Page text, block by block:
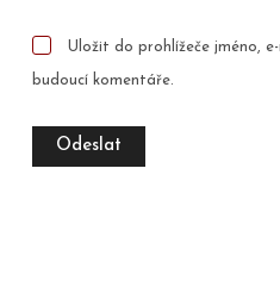
Uložit do prohlížeče jméno,
budoucí komentáře.
Odeslat